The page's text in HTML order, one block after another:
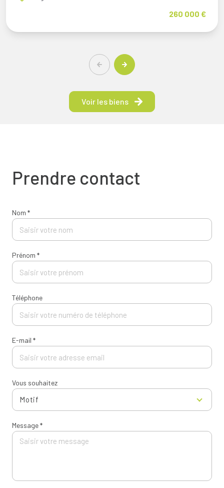
260 000 €
Voir les biens
Prendre contact
Nom *
Prénom *
Téléphone
E-mail *
Vous souhaitez
Motif
Message *